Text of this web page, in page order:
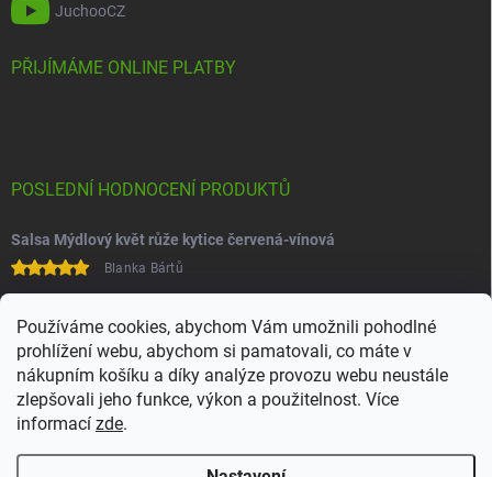
Používáme cookies, abychom Vám umožnili pohodlné
prohlížení webu, abychom si pamatovali, co máte v
nákupním košíku a díky analýze provozu webu neustále
zlepšovali jeho funkce, výkon a použitelnost. Více
informací zde.
JuchooCZ
PŘIJÍMÁME ONLINE PLATBY
POSLEDNÍ HODNOCENÍ PRODUKTŮ
Salsa Mýdlový květ růže kytice červená-vínová
Blanka Bártů